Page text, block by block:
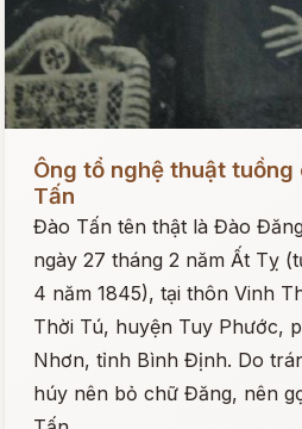
Đọc ngay
Ông tổ nghệ thuật tuồng
Tấn
Đào Tấn tên thật là Đào
ngày 27 tháng 2 năm Ất Tỵ
4 năm 1845), tại thôn Vinh
Thời Tú, huyện Tuy Phước,
Nhơn, tỉnh Bình Định. Do
húy nên bỏ chữ Đăng, nên